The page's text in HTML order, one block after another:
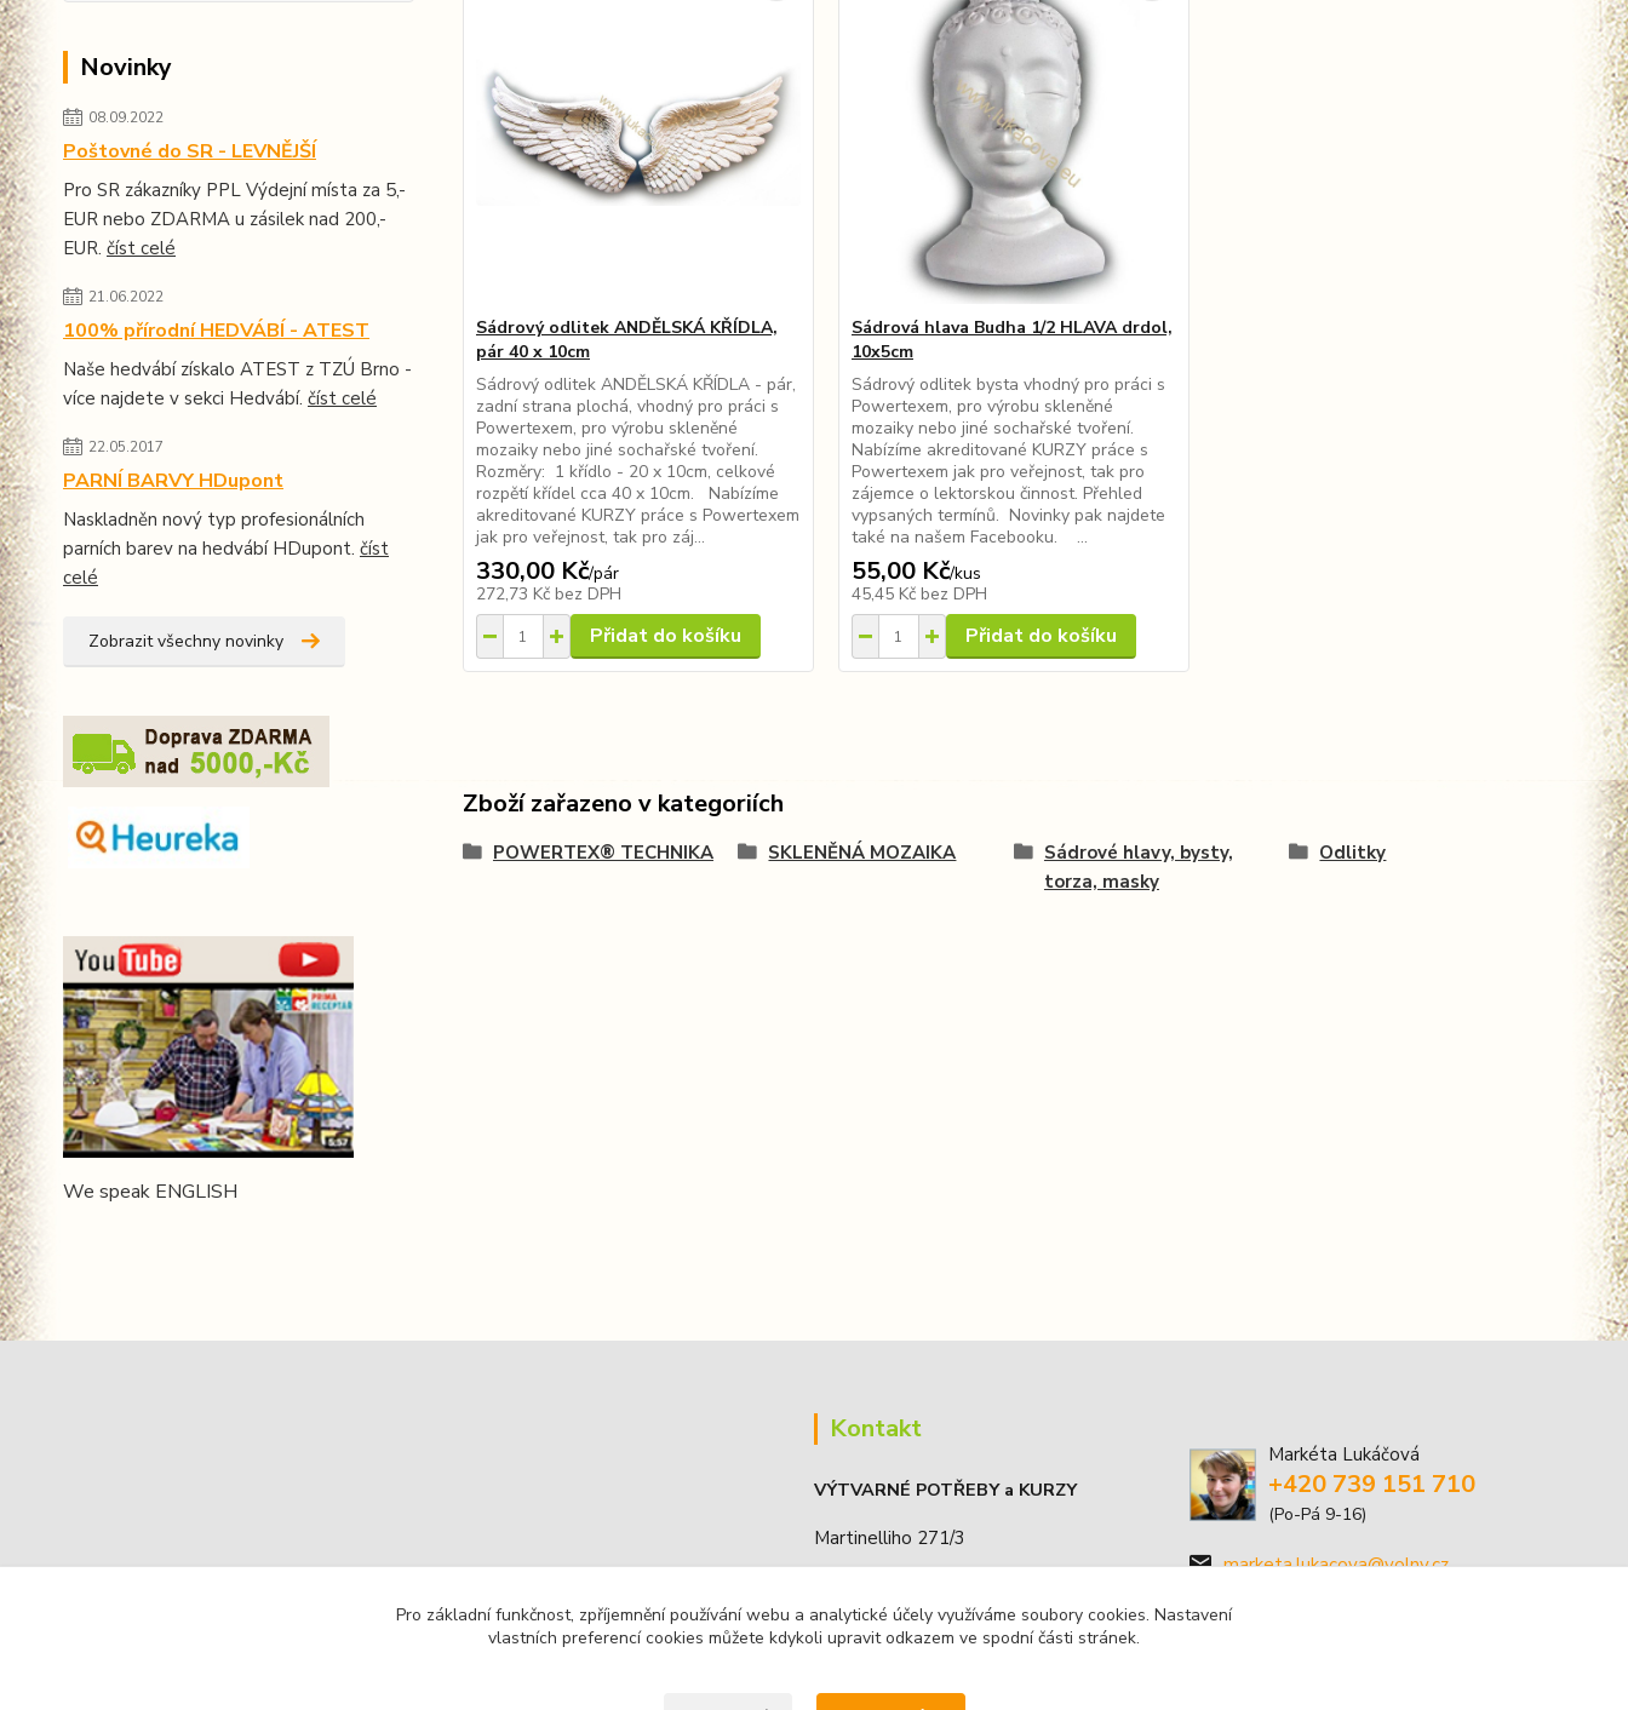
Novinky
08.09.2022
Poštovné do SR - LEVNĚJŠÍ
Pro SR zákazníky PPL Výdejní místa za 5,-
EUR nebo ZDARMA u zásilek nad 200,-
EUR. číst celé
21.06.2022
100% přírodní HEDVÁBÍ - ATEST
Naše hedvábí získalo ATEST z TZÚ Brno -
více najdete v sekci Hedvábí. číst celé
22.05.2017
PARNÍ BARVY HDupont
Naskladněn nový typ profesionálních
parních barev na hedvábí HDupont. číst
celé
Zobrazit všechny novinky
We speak ENGLISH
Sádrový odlitek ANDĚLSKÁ KŘÍDLA,
pár 40 x 10cm
Sádrový odlitek ANDĚLSKÁ KŘÍDLA - pár,
zadní strana plochá, vhodný pro práci s
Powertexem, pro výrobu skleněné
mozaiky nebo jiné sochařské tvoření.
Rozměry: 1 křídlo - 20 x 10cm, celkové
rozpětí křídel cca 40 x 10cm. Nabízíme
akreditované KURZY práce s Powertexem
jak pro veřejnost, tak pro záj...
330,00 Kč/pár
272,73 Kč bez DPH
Přidat do košíku
Sádrová hlava Budha 1/2 HLAVA drdol,
10x5cm
Sádrový odlitek bysta vhodný pro práci s
Powertexem, pro výrobu skleněné
mozaiky nebo jiné sochařské tvoření.
Nabízíme akreditované KURZY práce s
Powertexem jak pro veřejnost, tak pro
zájemce o lektorskou činnost. Přehled
vypsaných termínů. Novinky pak najdete
také na našem Facebooku. ...
55,00 Kč/kus
45,45 Kč bez DPH
Přidat do košíku
Zboží zařazeno v kategoriích
POWERTEX® TECHNIKA SKLENĚNÁ MOZAIKA
Sádrové hlavy, bysty,
torza, masky
Odlitky
Kontakt
VÝTVARNÉ POTŘEBY a KURZY
Martinelliho 271/3
IČO: 68885636
Markéta Lukáčová
+420 739 151 710
(Po-Pá 9-16)
marketa.lukacova@volny.cz
Pro základní funkčnost, zpříjemnění používání webu a analytické účely využíváme soubory cookies. Nastavení
vlastních preferencí cookies můžete kdykoli upravit odkazem ve spodní části stránek.